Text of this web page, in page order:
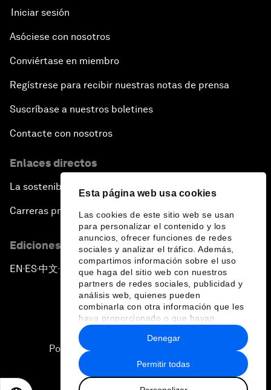
Esta página web usa cookies
Las cookies de este sitio web se usan
para personalizar el contenido y los
anuncios, ofrecer funciones de redes
sociales y analizar el tráfico. Además,
compartimos información sobre el uso
que haga del sitio web con nuestros
partners de redes sociales, publicidad y
análisis web, quienes pueden
combinarla con otra información que les
haya proporcionado o que hayan
recopilado a partir del uso que haya
hecho de sus servicios.
Permitir todas
Denegar
A Conversation with NBA Player Jeremy Lin
Diseases
China's Millennials
Unblocking Blockchain
Co-Chair Roundtable: Building a Global Brand
Welcome to the Annual Meeting of the New
Champions 2016
Opening Plenary with Premier Li Keqiang
Financing China's Growth Agenda
Co-Chair Roundtable: Disrupting Mobility
What If: Drugs Are Printed from the Internet?
Iniciar sesión
Asóciese con nosotros
Conviértase en miembro
Regístrese para recibir nuestras notas de prensa
Suscríbase a nuestros boletines
Contacte con nosotros
Enlaces directos
La sostenibilidad en el Foro
Carreras profesionales
Ediciones en otros idiomas
EN ▪ES▪中文▪ 日本語
Política de privacidad y normas de uso
Sitemap